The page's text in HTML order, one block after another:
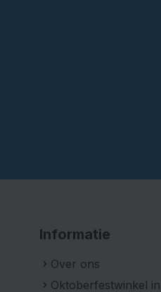
Informatie
Over ons
Oktoberfestwinkel